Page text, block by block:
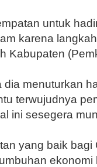
untuk
karena
Kabupaten
dia menuturkan
terwujudnya
ini sesegera
yang baik bagi